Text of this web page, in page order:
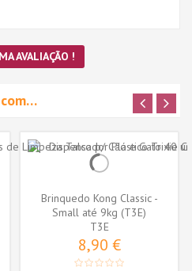
AVALIAÇÃO !
Brinquedo Kong Classic -
Small até 9kg (T3E)
T3E
8,90 €